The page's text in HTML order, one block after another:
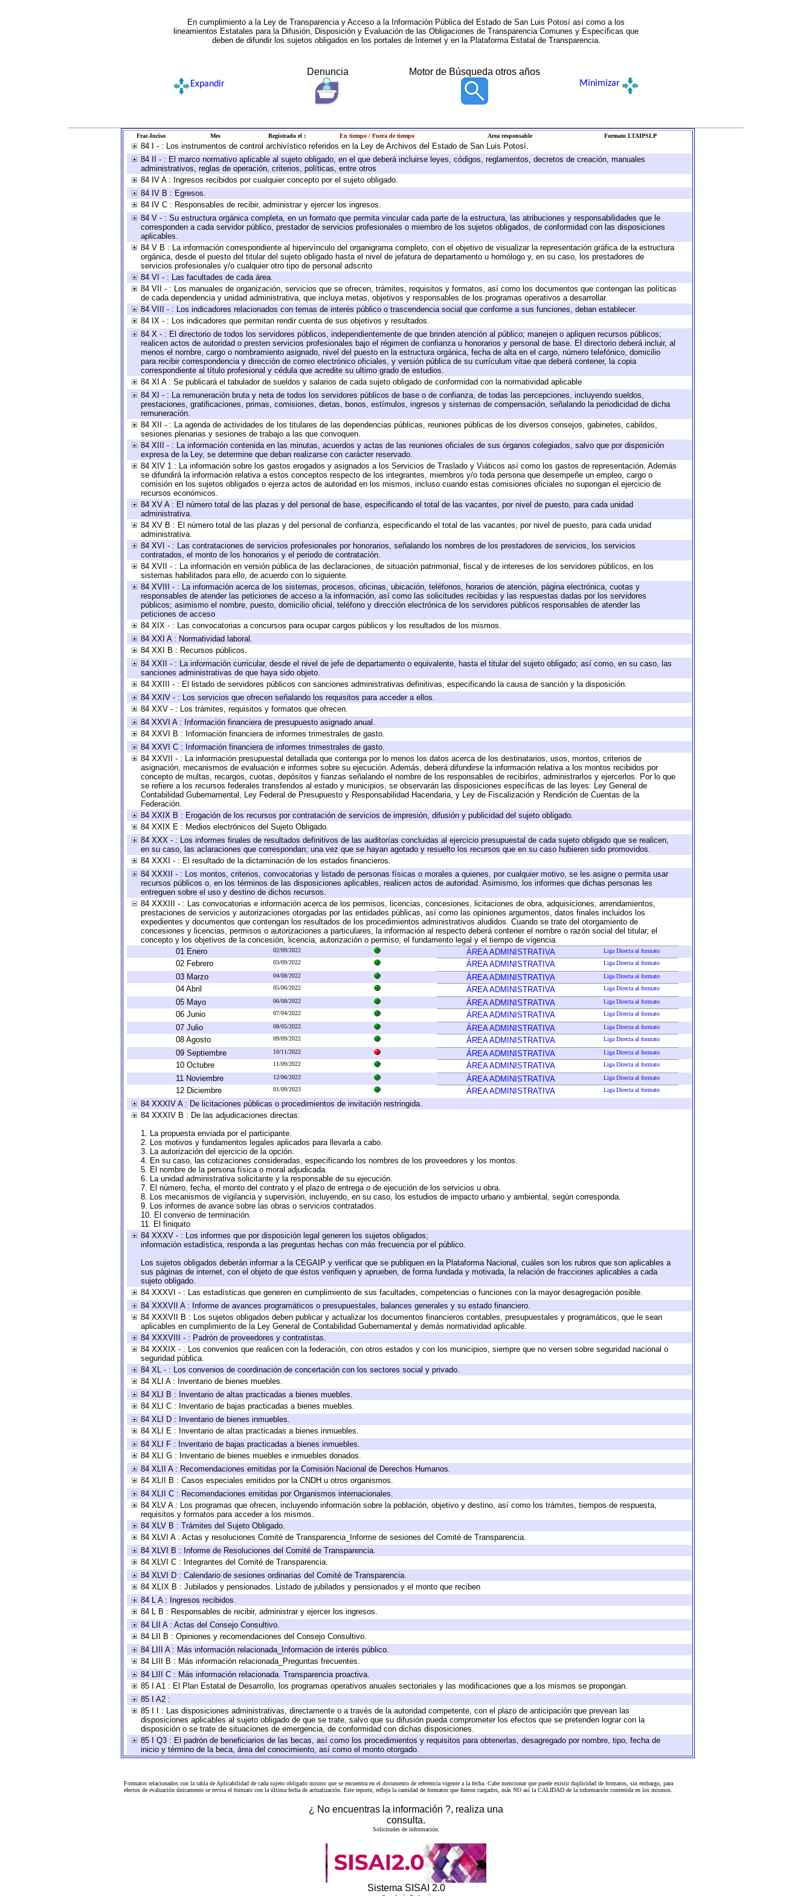
En cumplimiento a la Ley de Transparencia y Acceso a la Información Pública del Estado de San Luis Potosí así como a los
lineamientos Estatales para la Difusión, Disposición y Evaluación de las Obligaciones de Transparencia Comunes y Específicas que
deben de difundir los sujetos obligados en los portales de Internet y en la Plataforma Estatal de Transparencia.
Denuncia Motor de Búsqueda otros años
Expandir Minimizar
Frac-Inciso Mes Registrado el : En tiempo / Fuera de tiempo Area responsable Formato LTAIPSLP
84 I - : Los instrumentos de control archivístico referidos en la Ley de Archivos del Estado de San Luis Potosí.
84 II - : El marco normativo aplicable al sujeto obligado, en el que deberá incluirse leyes, códigos, reglamentos, decretos de creación, manuales
administrativos, reglas de operación, criterios, políticas, entre otros
84 IV A : Ingresos recibidos por cualquier concepto por el sujeto obligado.
84 IV B : Egresos.
84 IV C : Responsables de recibir, administrar y ejercer los ingresos.
84 V - : Su estructura orgánica completa, en un formato que permita vincular cada parte de la estructura, las atribuciones y responsabilidades que le
corresponden a cada servidor público, prestador de servicios profesionales o miembro de los sujetos obligados, de conformidad con las disposiciones
aplicables.
84 V B : La información correspondiente al hipervínculo del organigrama completo, con el objetivo de visualizar la representación gráfica de la estructura
orgánica, desde el puesto del titular del sujeto obligado hasta el nivel de jefatura de departamento u homólogo y, en su caso, los prestadores de
servicios profesionales y/o cualquier otro tipo de personal adscrito
84 VI - : Las facultades de cada área.
84 VII - : Los manuales de organización, servicios que se ofrecen, trámites, requisitos y formatos, así como los documentos que contengan las políticas
de cada dependencia y unidad administrativa, que incluya metas, objetivos y responsables de los programas operativos a desarrollar.
84 VIII - : Los indicadores relacionados con temas de interés público o trascendencia social que conforme a sus funciones, deban establecer.
84 IX - : Los indicadores que permitan rendir cuenta de sus objetivos y resultados.
84 X - : El directorio de todos los servidores públicos, independientemente de que brinden atención al público; manejen o apliquen recursos públicos;
realicen actos de autoridad o presten servicios profesionales bajo el régimen de confianza u honorarios y personal de base. El directorio deberá incluir, al
menos el nombre, cargo o nombramiento asignado, nivel del puesto en la estructura orgánica, fecha de alta en el cargo, número telefónico, domicilio
para recibir correspondencia y dirección de correo electrónico oficiales, y versión pública de su currículum vitae que deberá contener, la copia
correspondiente al título profesional y cédula que acredite su ultimo grado de estudios.
84 XI A : Se publicará el tabulador de sueldos y salarios de cada sujeto obligado de conformidad con la normatividad aplicable
84 XI - : La remuneración bruta y neta de todos los servidores públicos de base o de confianza, de todas las percepciones, incluyendo sueldos,
prestaciones, gratificaciones, primas, comisiones, dietas, bonos, estímulos, ingresos y sistemas de compensación, señalando la periodicidad de dicha
remuneración.
84 XII - : La agenda de actividades de los titulares de las dependencias públicas, reuniones públicas de los diversos consejos, gabinetes, cabildos,
sesiones plenarias y sesiones de trabajo a las que convoquen.
84 XIII - : La información contenida en las minutas, acuerdos y actas de las reuniones oficiales de sus órganos colegiados, salvo que por disposición
expresa de la Ley, se determine que deban realizarse con carácter reservado.
84 XIV 1 : La información sobre los gastos erogados y asignados a los Servicios de Traslado y Viáticos así como los gastos de representación. Además
se difundirá la información relativa a estos conceptos respecto de los integrantes, miembros y/o toda persona que desempeñe un empleo, cargo o
comisión en los sujetos obligados o ejerza actos de autoridad en los mismos, incluso cuando estas comisiones oficiales no supongan el ejercicio de
recursos económicos.
84 XV A : El número total de las plazas y del personal de base, especificando el total de las vacantes, por nivel de puesto, para cada unidad
administrativa.
84 XV B : El número total de las plazas y del personal de confianza, especificando el total de las vacantes, por nivel de puesto, para cada unidad
administrativa.
84 XVI - : Las contrataciones de servicios profesionales por honorarios, señalando los nombres de los prestadores de servicios, los servicios
contratados, el monto de los honorarios y el periodo de contratación.
84 XVII - : La información en versión pública de las declaraciones, de situación patrimonial, fiscal y de intereses de los servidores públicos, en los
sistemas habilitados para ello, de acuerdo con lo siguiente.
84 XVIII - : La información acerca de los sistemas, procesos, oficinas, ubicación, teléfonos, horarios de atención, página electrónica, cuotas y
responsables de atender las peticiones de acceso a la información, así como las solicitudes recibidas y las respuestas dadas por los servidores
públicos; asimismo el nombre, puesto, domicilio oficial, teléfono y dirección electrónica de los servidores públicos responsables de atender las
peticiones de acceso
84 XIX - : Las convocatorias a concursos para ocupar cargos públicos y los resultados de los mismos.
84 XXI A : Normatividad laboral.
84 XXI B : Recursos públicos.
84 XXII - : La información curricular, desde el nivel de jefe de departamento o equivalente, hasta el titular del sujeto obligado; así como, en su caso, las
sanciones administrativas de que haya sido objeto.
84 XXIII - : El listado de servidores públicos con sanciones administrativas definitivas, especificando la causa de sanción y la disposición.
84 XXIV - : Los servicios que ofrecen señalando los requisitos para acceder a ellos.
84 XXV - : Los trámites, requisitos y formatos que ofrecen.
84 XXVI A : Información financiera de presupuesto asignado anual.
84 XXVI B : Información financiera de informes trimestrales de gasto.
84 XXVI C : Información financiera de informes trimestrales de gasto.
84 XXVII - : La información presupuestal detallada que contenga por lo menos los datos acerca de los destinatarios, usos, montos, criterios de
asignación, mecanismos de evaluación e informes sobre su ejecución. Además, deberá difundirse la información relativa a los montos recibidos por
concepto de multas, recargos, cuotas, depósitos y fianzas señalando el nombre de los responsables de recibirlos, administrarlos y ejercerlos. Por lo que
se refiere a los recursos federales transferidos al estado y municipios, se observarán las disposiciones específicas de las leyes: Ley General de
Contabilidad Gubernamental, Ley Federal de Presupuesto y Responsabilidad Hacendaria, y Ley de Fiscalización y Rendición de Cuentas de la
Federación.
84 XXIX B : Erogación de los recursos por contratación de servicios de impresión, difusión y publicidad del sujeto obligado.
84 XXIX E : Medios electrónicos del Sujeto Obligado.
84 XXX - : Los informes finales de resultados definitivos de las auditorías concluidas al ejercicio presupuestal de cada sujeto obligado que se realicen,
en su caso, las aclaraciones que correspondan; una vez que se hayan agotado y resuelto los recursos que en su caso hubieren sido promovidos.
84 XXXI - : El resultado de la dictaminación de los estados financieros.
84 XXXII - : Los montos, criterios, convocatorias y listado de personas físicas o morales a quienes, por cualquier motivo, se les asigne o permita usar
recursos públicos o, en los términos de las disposiciones aplicables, realicen actos de autoridad. Asimismo, los informes que dichas personas les
entreguen sobre el uso y destino de dichos recursos.
84 XXXIII - : Las convocatorias e información acerca de los permisos, licencias, concesiones, licitaciones de obra, adquisiciones, arrendamientos,
prestaciones de servicios y autorizaciones otorgadas por las entidades públicas, así como las opiniones argumentos, datos finales incluidos los
expedientes y documentos que contengan los resultados de los procedimientos administrativos aludidos. Cuando se trate del otorgamiento de
concesiones y licencias, permisos o autorizaciones a particulares, la información al respecto deberá contener el nombre o razón social del titular, el
concepto y los objetivos de la concesión, licencia, autorización o permiso, el fundamento legal y el tiempo de vigencia.
01 Enero
02/09/2022 ÁREA ADMINISTRATIVA Liga Directa al formato
02 Febrero 03/09/2022 ÁREA ADMINISTRATIVA Liga Directa al formato
03 Marzo 04/08/2022 ÁREA ADMINISTRATIVA Liga Directa al formato
04 Abril 05/06/2022 ÁREA ADMINISTRATIVA Liga Directa al formato
05 Mayo 06/08/2022 ÁREA ADMINISTRATIVA Liga Directa al formato
06 Junio 07/04/2022 ÁREA ADMINISTRATIVA Liga Directa al formato
07 Julio 08/05/2022 ÁREA ADMINISTRATIVA Liga Directa al formato
08 Agosto 09/09/2022 ÁREA ADMINISTRATIVA Liga Directa al formato
09 Septiembre 10/11/2022 ÁREA ADMINISTRATIVA Liga Directa al formato
10 Octubre 11/09/2022 ÁREA ADMINISTRATIVA Liga Directa al formato
11 Noviembre 12/06/2022 ÁREA ADMINISTRATIVA Liga Directa al formato
12 Diciembre 01/09/2023 ÁREA ADMINISTRATIVA Liga Directa al formato
84 XXXIV A : De licitaciones públicas o procedimientos de invitación restringida.
84 XXXIV B : De las adjudicaciones directas:
1. La propuesta enviada por el participante.
2. Los motivos y fundamentos legales aplicados para llevarla a cabo.
3. La autorización del ejercicio de la opción.
4. En su caso, las cotizaciones consideradas, especificando los nombres de los proveedores y los montos.
5. El nombre de la persona física o moral adjudicada.
6. La unidad administrativa solicitante y la responsable de su ejecución.
7. El número, fecha, el monto del contrato y el plazo de entrega o de ejecución de los servicios u obra.
8. Los mecanismos de vigilancia y supervisión, incluyendo, en su caso, los estudios de impacto urbano y ambiental, según corresponda.
9. Los informes de avance sobre las obras o servicios contratados.
10. El convenio de terminación.
11. El finiquito
84 XXXV - : Los informes que por disposición legal generen los sujetos obligados;
información estadística, responda a las preguntas hechas con más frecuencia por el público.
Los sujetos obligados deberán informar a la CEGAIP y verificar que se publiquen en la Plataforma Nacional, cuáles son los rubros que son aplicables a
sus páginas de internet, con el objeto de que éstos verifiquen y aprueben, de forma fundada y motivada, la relación de fracciones aplicables a cada
sujeto obligado.
84 XXXVI - : Las estadísticas que generen en cumplimiento de sus facultades, competencias o funciones con la mayor desagregación posible.
84 XXXVII A : Informe de avances programáticos o presupuestales, balances generales y su estado financiero.
84 XXXVII B : Los sujetos obligados deben publicar y actualizar los documentos financieros contables, presupuestales y programáticos, que le sean
aplicables en cumplimiento de la Ley General de Contabilidad Gubernamental y demás normatividad aplicable.
84 XXXVIII - : Padrón de proveedores y contratistas.
84 XXXIX - : Los convenios que realicen con la federación, con otros estados y con los municipios, siempre que no versen sobre seguridad nacional o
seguridad pública.
84 XL - : Los convenios de coordinación de concertación con los sectores social y privado.
84 XLI A : Inventario de bienes muebles.
84 XLI B : Inventario de altas practicadas a bienes muebles.
84 XLI C : Inventario de bajas practicadas a bienes muebles.
84 XLI D : Inventario de bienes inmuebles.
84 XLI E : Inventario de altas practicadas a bienes inmuebles.
84 XLI F : Inventario de bajas practicadas a bienes inmuebles.
84 XLI G : Inventario de bienes muebles e inmuebles donados.
84 XLII A : Recomendaciones emitidas por la Comisión Nacional de Derechos Humanos.
84 XLII B : Casos especiales emitidos por la CNDH u otros organismos.
84 XLII C : Recomendaciones emitidas por Organismos internacionales.
84 XLV A : Los programas que ofrecen, incluyendo información sobre la población, objetivo y destino, así como los trámites, tiempos de respuesta,
requisitos y formatos para acceder a los mismos.
84 XLV B : Trámites del Sujeto Obligado.
84 XLVI A : Actas y resoluciones Comité de Transparencia_Informe de sesiones del Comité de Transparencia.
84 XLVI B : Informe de Resoluciones del Comité de Transparencia.
84 XLVI C : Integrantes del Comité de Transparencia.
84 XLVI D : Calendario de sesiones ordinarias del Comité de Transparencia.
84 XLIX B : Jubilados y pensionados. Listado de jubilados y pensionados y el monto que reciben
84 L A : Ingresos recibidos.
84 L B : Responsables de recibir, administrar y ejercer los ingresos.
84 LII A : Actas del Consejo Consultivo.
84 LII B : Opiniones y recomendaciones del Consejo Consultivo.
84 LIII A : Más información relacionada_Información de interés público.
84 LIII B : Más información relacionada_Preguntas frecuentes.
84 LIII C : Más información relacionada. Transparencia proactiva.
85 I A1 : El Plan Estatal de Desarrollo, los programas operativos anuales sectoriales y las modificaciones que a los mismos se propongan.
85 I A2 :
85 I I : Las disposiciones administrativas, directamente o a través de la autoridad competente, con el plazo de anticipación que prevean las
disposiciones aplicables al sujeto obligado de que se trate, salvo que su difusión pueda comprometer los efectos que se pretenden lograr con la
disposición o se trate de situaciones de emergencia, de conformidad con dichas disposiciones.
85 I Q3 : El padrón de beneficiarios de las becas, así como los procedimientos y requisitos para obtenerlas, desagregado por nombre, tipo, fecha de
inicio y término de la beca, área del conocimiento, así como el monto otorgado.
Formatos relacionados con la tabla de Aplicabilidad de cada sujeto obligado mismo que se encuentra en el documento de referenciavigente a la fecha. Cabe mencionar que puede existir duplicidad de formatos, sin embargo, para
efectos de evaluación únicamente se revisa el formato con la última fecha de actualización. Este reporte, refleja la cantidad de formatos que fueron cargados, más NO así la CALIDAD de la información contenida en los mismos.
¿ No encuentras la información ?, realiza una
consulta.
Solicitudes de información.
Sistema SISAI 2.0